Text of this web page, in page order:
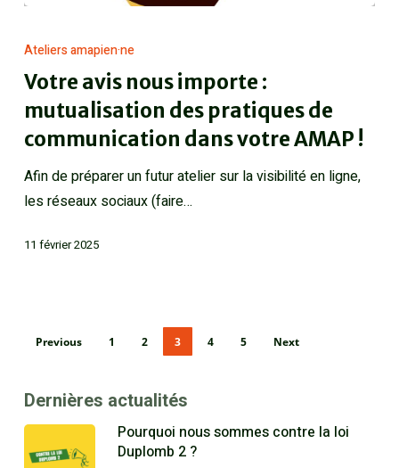
Ateliers amapien·ne
Votre avis nous importe :
mutualisation des pratiques de
communication dans votre AMAP !
Afin de préparer un futur atelier sur la visibilité en ligne,
les réseaux sociaux (faire…
11 février 2025
Previous 1 2 3 4 5 Next
Dernières actualités
Pourquoi nous sommes contre la loi
Duplomb 2 ?